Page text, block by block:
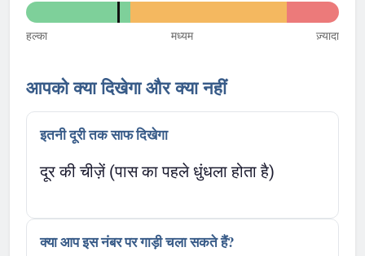
हल्का मध्यम ज़्यादा
आपको क्या दिखेगा और क्या नहीं
इतनी दूरी तक साफ दिखेगा
दूर की चीज़ें (पास का पहले धुंधला होता है)
क्या आप इस नंबर पर गाड़ी चला सकते हैं?